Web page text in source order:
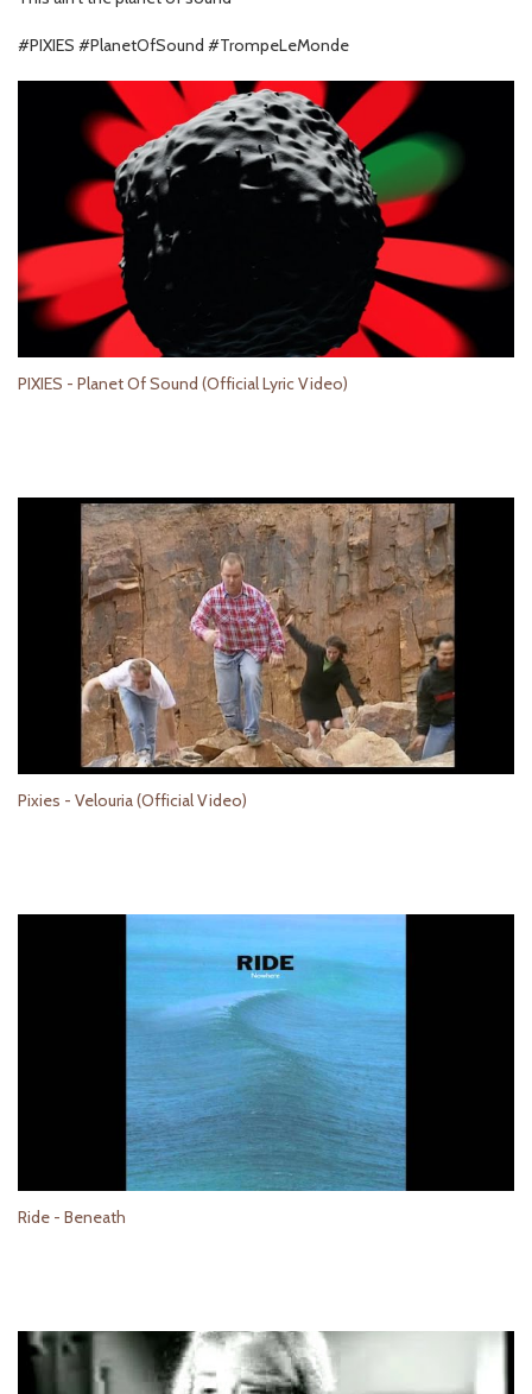
#PIXIES #PlanetOfSound #TrompeLeMonde
PIXIES - Planet Of Sound (Official Lyric Video)
Pixies - Velouria (Official Video)
Ride - Beneath